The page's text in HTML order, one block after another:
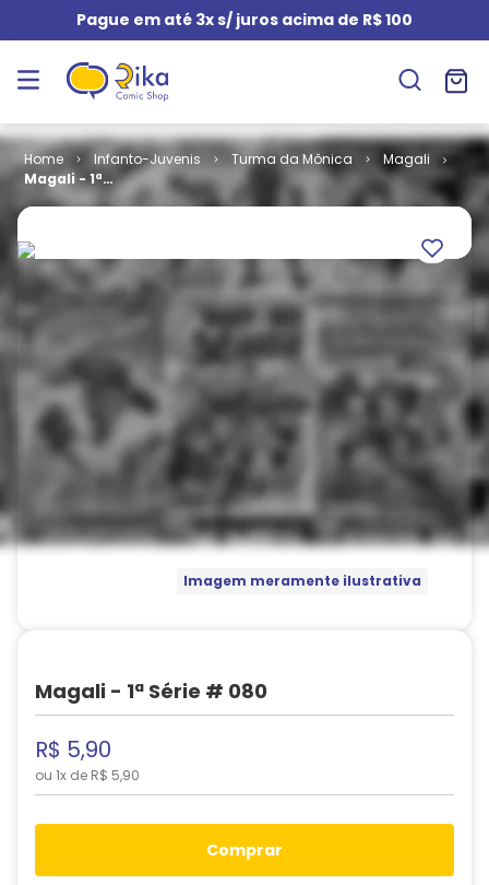
Pague em até 3x s/ juros acima de R$ 100
Infanto-Juvenis Turma da Mônica
Magali
Magali - 1ª
Série # 080
Imagem meramente ilustrativa
Magali - 1ª Série # 080
R$ 5,90
ou 1x de R$ 5,90
comprar